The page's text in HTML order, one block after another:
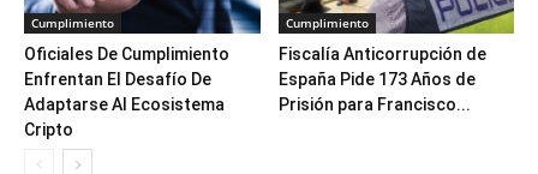
Cumplimiento
Oficiales De Cumplimiento
Enfrentan El Desafío De
Adaptarse Al Ecosistema
Cripto
Cumplimiento
Fiscalía Anticorrupción de
España Pide 173 Años de
Prisión para Francisco...